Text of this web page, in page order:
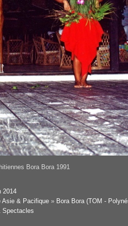
Bora Bora 1991
2014
Asie & Pacifique » Bora Bora (TOM -
Spectacles